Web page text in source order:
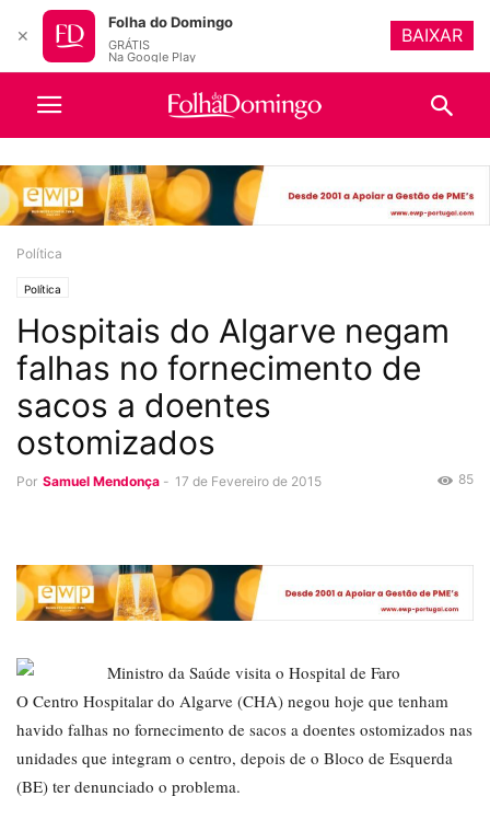
Política
Política
Hospitais do Algarve negam
falhas no fornecimento de
sacos a doentes
ostomizados
Por Samuel Mendonça - 17 de Fevereiro de 2015 85
O Centro Hospitalar do Algarve (CHA) negou hoje que tenham
havido falhas no fornecimento de sacos a doentes ostomizados nas
unidades que integram o centro, depois de o Bloco de Esquerda
(BE) ter denunciado o problema.
✕
Folha do Domingo
GRÁTIS
Na Google Play
BAIXAR